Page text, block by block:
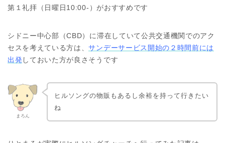
第１礼拝（日曜日10:00-）がおすすめです
シドニー中心部（CBD）に滞在していて公共交通機関でのアク
セスを考えている方は、サンデーサービス開始の２時間前には
出発 しておいた方が良さそうです
まろん
ヒルソングの物販もあるし余裕を持って行きたい
ね